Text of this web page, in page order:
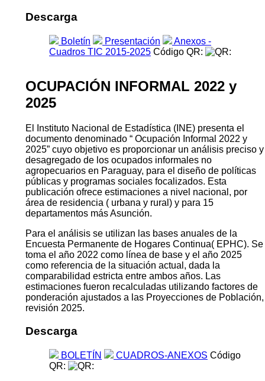
Descarga
Boletín Presentación
Anexos -
Cuadros TIC 2015-2025 Código QR:
OCUPACIÓN INFORMAL 2022 y
2025
El Instituto Nacional de Estadística (INE) presenta el
documento denominado “ Ocupación Informal 2022 y
2025” cuyo objetivo es proporcionar un análisis preciso y
desagregado de los ocupados informales no
agropecuarios en Paraguay, para el diseño de políticas
públicas y programas sociales focalizados. Esta
publicación ofrece estimaciones a nivel nacional, por
área de residencia ( urbana y rural) y para 15
departamentos más Asunción.
Para el análisis se utilizan las bases anuales de la
Encuesta Permanente de Hogares Continua( EPHC). Se
toma el año 2022 como línea de base y el año 2025
como referencia de la situación actual, dada la
comparabilidad estricta entre ambos años. Las
estimaciones fueron recalculadas utilizando factores de
ponderación ajustados a las Proyecciones de Población,
revisión 2025.
Descarga
BOLETÍN CUADROS-ANEXOS Código
QR: